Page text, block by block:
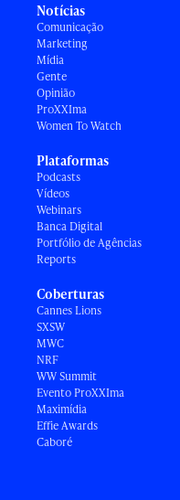
Notícias
Comunicação
Marketing
Mídia
Gente
Opinião
ProXXIma
Women To Watch
Plataformas
Podcasts
Vídeos
Webinars
Banca Digital
Portfólio de Agências
Reports
Coberturas
Cannes Lions
SXSW
MWC
NRF
WW Summit
Evento ProXXIma
Maximídia
Effie Awards
Caboré